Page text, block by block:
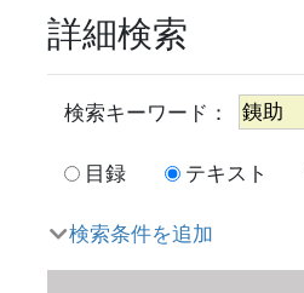
詳細検索
目録 テキスト
検索条件を追加